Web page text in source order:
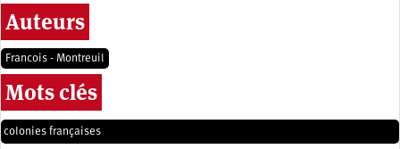
Auteurs
Francois - Montreuil
Mots clés
colonies françaises